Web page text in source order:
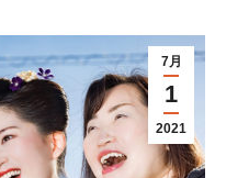
7月
1
2021